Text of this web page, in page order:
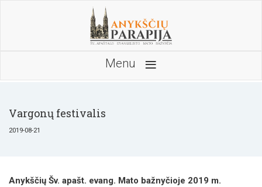
Menu ≡
Vargonų festivalis
2019-08-21
Anykščių Šv. apašt. evang. Mato bažnyčioje 2019 m.